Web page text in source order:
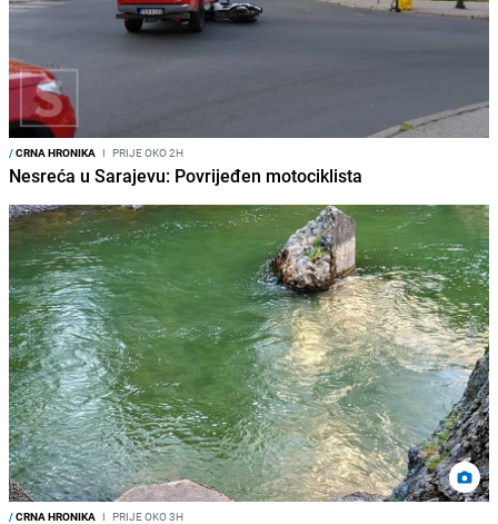
/CRNA HRONIKA I PRIJE OKO 2H
Nesreća u Sarajevu: Povrijeđen motociklista
/CRNA HRONIKA I PRIJE OKO 3H